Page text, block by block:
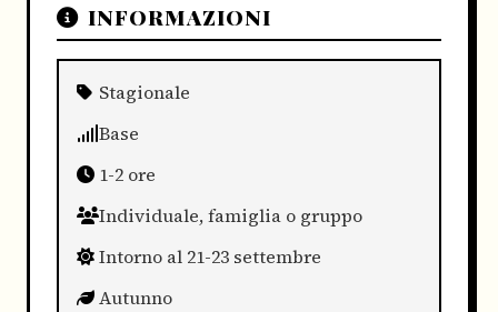
INFORMAZIONI
Stagionale
Base
1-2 ore
Individuale, famiglia o gruppo
Intorno al 21-23 settembre
Autunno